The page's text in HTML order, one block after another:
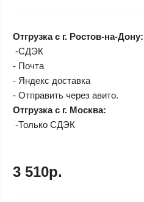
Отгрузка с г. Ростов-на-Дону:
-СДЭК
- Почта
- Яндекс доставка
- Отправить через авито.
Отгрузка с г. Москва:
-Только СДЭК
3 510р.